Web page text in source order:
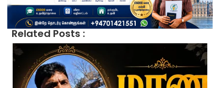
Related Posts :